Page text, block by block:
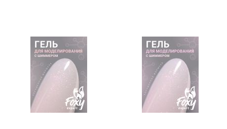
Распродажа
Наборы
Акрилы
Гель-краски
Гели и Акрил гели